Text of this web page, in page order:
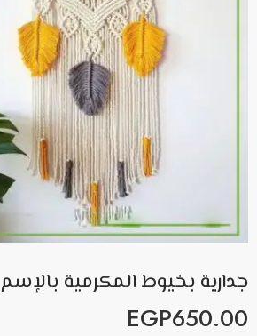
جدارية بخيوط المكرمية بالإسم
EGP650.00